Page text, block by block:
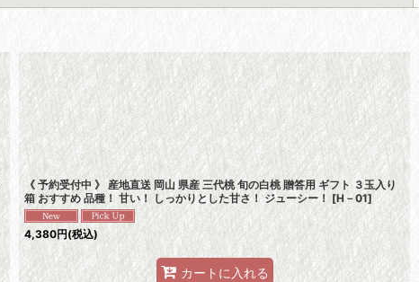
《 予約受付中 》 産地直送 岡山 県産 三代桃 旬の白桃 贈答用 ギフト ３玉入り
箱 おすすめ 品種！ 甘い！ しっかりとした甘さ！ ジューシー！ [H－01]
4,380円(税込)
カートに入れる